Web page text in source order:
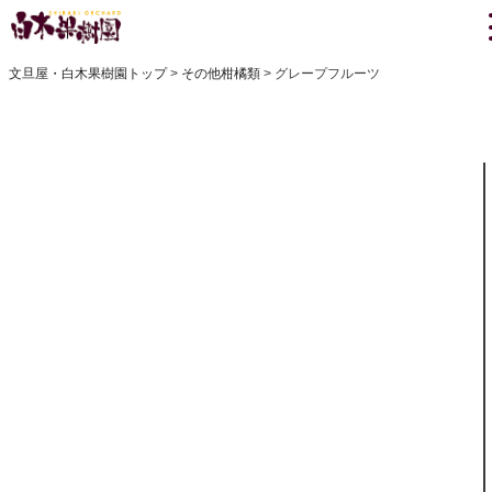
文旦屋・白木果樹園トップ その他柑橘類 グレープフルーツ